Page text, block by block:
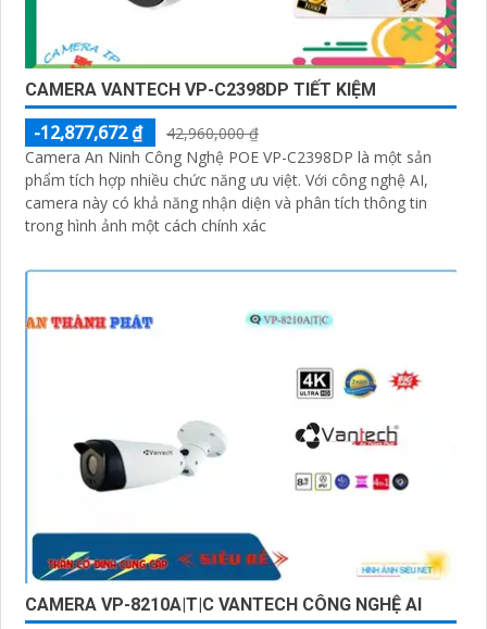
CAMERA VANTECH VP-C2398DP TIẾT KIỆM
-12,877,672 ₫
42,960,000 ₫
Camera An Ninh Công Nghệ POE VP-C2398DP là một sản
phẩm tích hợp nhiều chức năng ưu việt. Với công nghệ AI,
camera này có khả năng nhận diện và phân tích thông tin
trong hình ảnh một cách chính xác
CAMERA VP-8210A|T|C VANTECH CÔNG NGHỆ AI